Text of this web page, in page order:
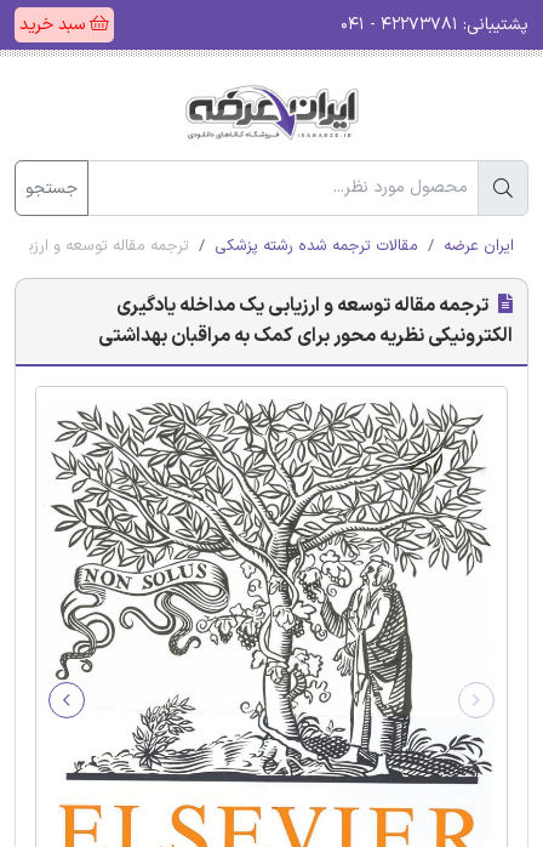
پشتیبانی: سبد خرید
جستجو
ایران عرضه مقالات ترجمه شده رشته پزشکی ترجمه مقاله توسعه و
ترجمه مقاله توسعه و ارزیابی یک مداخله یادگیری
الکترونیکی نظریه محور برای کمک به مراقبان بهداشتی